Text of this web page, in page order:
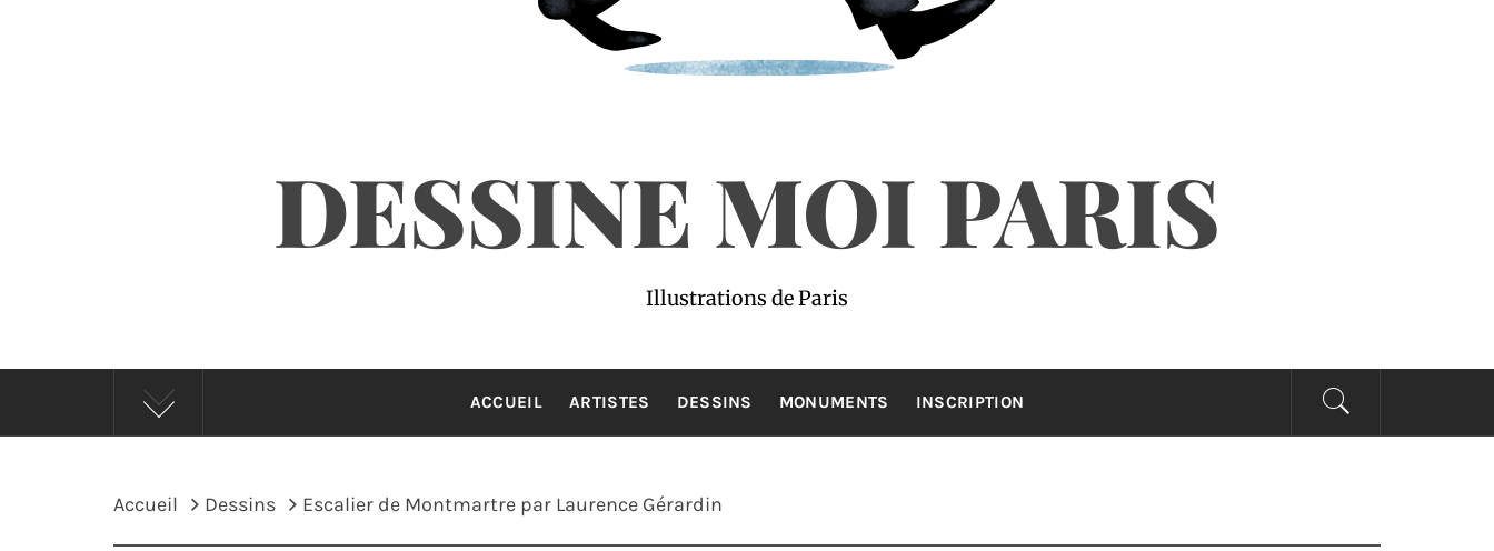
DESSINE MOI PARIS
Illustrations de Paris
ACCUEIL ARTISTES DESSINS MONUMENTS INSCRIPTION
Accueil Dessins Escalier de Montmartre par Laurence Gérardin